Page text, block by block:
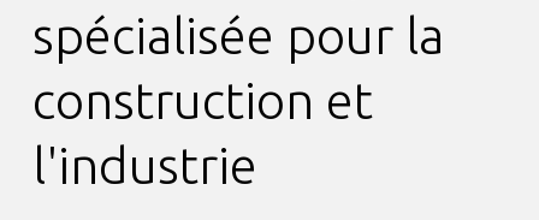
spécialisée pour la
construction et
l'industrie